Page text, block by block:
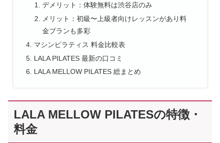
デメリット：体験無料は渋谷店のみ
メリット：初級〜上級者向けレッスンがあり料
金プランも多彩
マシンピラティス 料金比較表
LALA PILATES 最新の口コミ
LALA MELLOW PILATES 総まとめ
LALA MELLOW PILATESの特徴・
料金